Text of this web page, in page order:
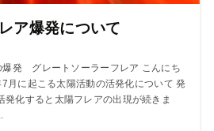
ア爆発について
爆発 グレートソーラーフレア こんにち
月に起こる太陽活動の活発化について 発
発化すると太陽フレアの出現が続きま